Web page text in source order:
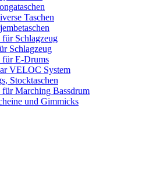
Taschen
für Schlagzeug
Schlagzeug
für E-Drums
VELOC System
Stocktaschen
für Marching Bassdrum
und Gimmicks